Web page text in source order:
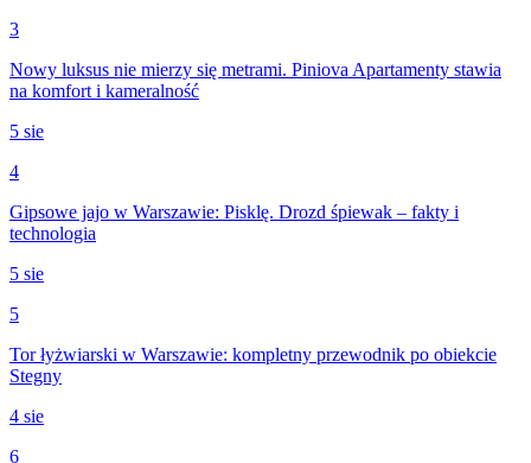
3
Nowy luksus nie mierzy się metrami. Piniova Apartamenty stawia
na komfort i kameralność
5 sie
4
Gipsowe jajo w Warszawie: Pisklę. Drozd śpiewak – fakty i
technologia
5 sie
5
Tor łyżwiarski w Warszawie: kompletny przewodnik po obiekcie
Stegny
4 sie
6